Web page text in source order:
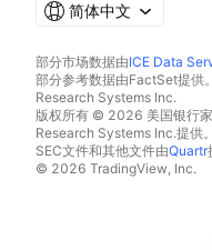
简体中文
部分市场数据由ICE Data
部分参考数据由FactSet提
Research Systems Inc.
版权所有 © 2026 美国银行
Research Systems Inc.提供
SEC文件和其他文件由Quartr
© 2026 TradingView, Inc.